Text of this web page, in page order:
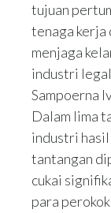
tujuan
tenaga kerja
menjaga
industri
Sampoerna
Dalam lima
industri hasil
tantangan
cukai
para